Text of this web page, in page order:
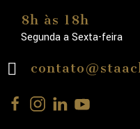
8h às 18h
Segunda a Sexta-feira